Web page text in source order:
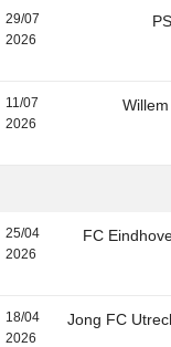
29/07
2026
11/07
2026
Willem
25/04
2026
FC
18/04
2026
Jong FC